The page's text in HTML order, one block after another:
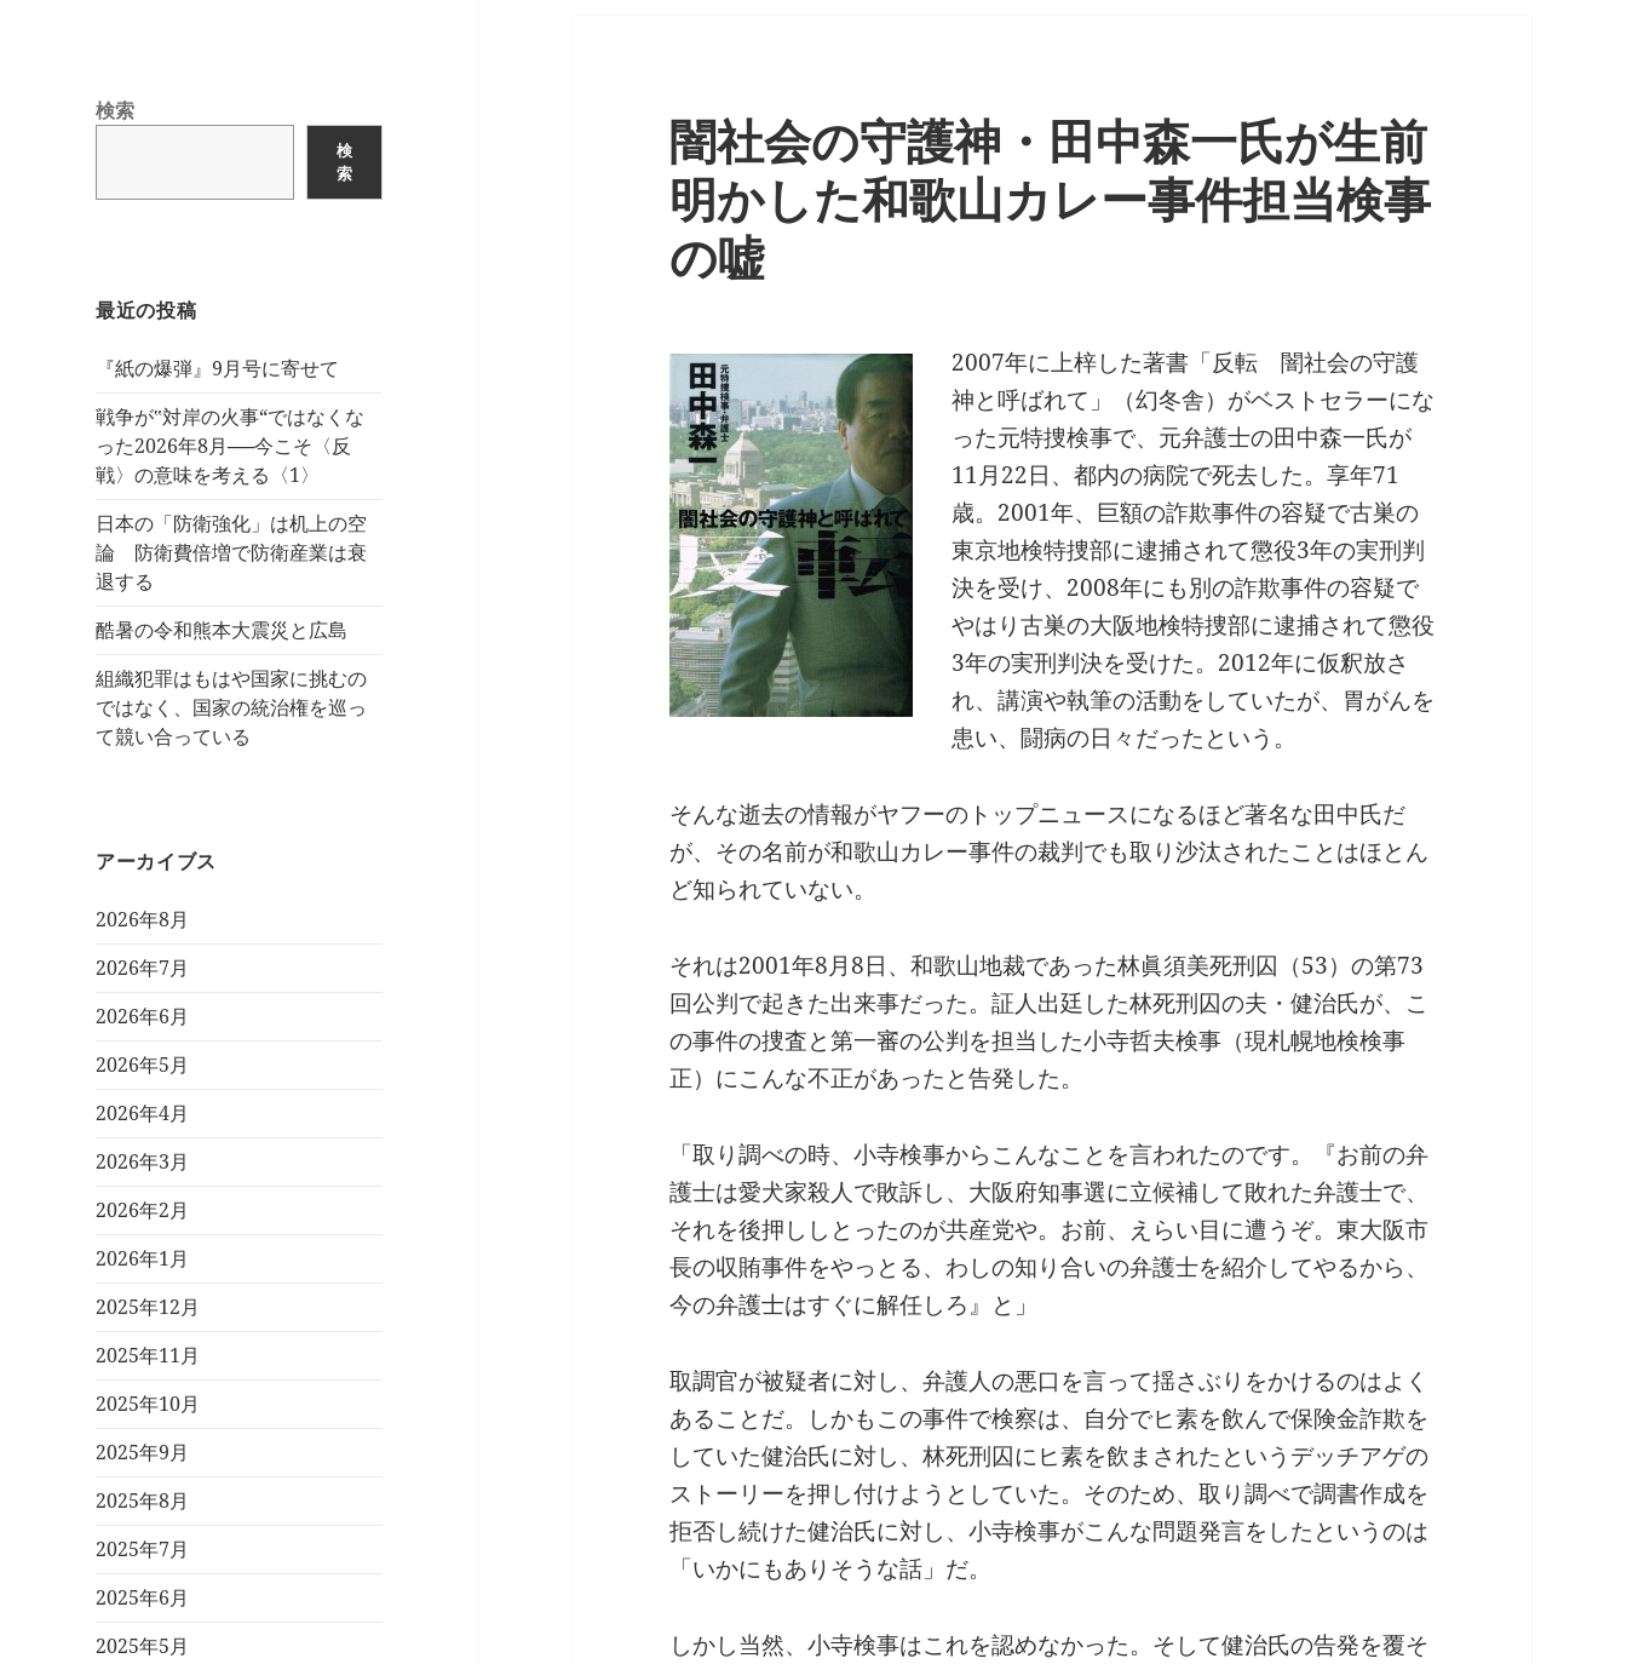
検索
検
索
最近の投稿
『紙の爆弾』9月号に寄せて
戦争が‟対岸の火事“ではなくな
った2026年8月──今こそ〈反
戦〉の意味を考える〈1〉
日本の「防衛強化」は机上の空
論 防衛費倍増で防衛産業は衰
退する
酷暑の令和熊本大震災と広島
組織犯罪はもはや国家に挑むの
ではなく、国家の統治権を巡っ
て競い合っている
アーカイブス
2026年8月
2026年7月
2026年6月
2026年5月
2026年4月
2026年3月
2026年2月
2026年1月
2025年12月
2025年11月
2025年10月
2025年9月
2025年8月
2025年7月
2025年6月
2025年5月
闇社会の守護神・田中森一氏が生前
明かした和歌山カレー事件担当検事
の嘘
2007年に上梓した著書「反転 闇社会の守護
神と呼ばれて」（幻冬舎）がベストセラーにな
った元特捜検事で、元弁護士の田中森一氏が
11月22日、都内の病院で死去した。享年71
歳。2001年、巨額の詐欺事件の容疑で古巣の
東京地検特捜部に逮捕されて懲役3年の実刑判
決を受け、2008年にも別の詐欺事件の容疑で
やはり古巣の大阪地検特捜部に逮捕されて懲役
3年の実刑判決を受けた。2012年に仮釈放さ
れ、講演や執筆の活動をしていたが、胃がんを
患い、闘病の日々だったという。
そんな逝去の情報がヤフーのトップニュースになるほど著名な田中氏だ
が、その名前が和歌山カレー事件の裁判でも取り沙汰されたことはほとん
ど知られていない。
それは2001年8月8日、和歌山地裁であった林眞須美死刑囚（53）の第73
回公判で起きた出来事だった。証人出廷した林死刑囚の夫・健治氏が、こ
の事件の捜査と第一審の公判を担当した小寺哲夫検事（現札幌地検検事
正）にこんな不正があったと告発した。
「取り調べの時、小寺検事からこんなことを言われたのです。『お前の弁
護士は愛犬家殺人で敗訴し、大阪府知事選に立候補して敗れた弁護士で、
それを後押ししとったのが共産党や。お前、えらい目に遭うぞ。東大阪市
長の収賄事件をやっとる、わしの知り合いの弁護士を紹介してやるから、
今の弁護士はすぐに解任しろ』と」
取調官が被疑者に対し、弁護人の悪口を言って揺さぶりをかけるのはよく
あることだ。しかもこの事件で検察は、自分でヒ素を飲んで保険金詐欺を
していた健治氏に対し、林死刑囚にヒ素を飲まされたというデッチアゲの
ストーリーを押し付けようとしていた。そのため、取り調べで調書作成を
拒否し続けた健治氏に対し、小寺検事がこんな問題発言をしたというのは
「いかにもありそうな話」だ。
しかし当然、小寺検事はこれを認めなかった。そして健治氏の告発を覆そ